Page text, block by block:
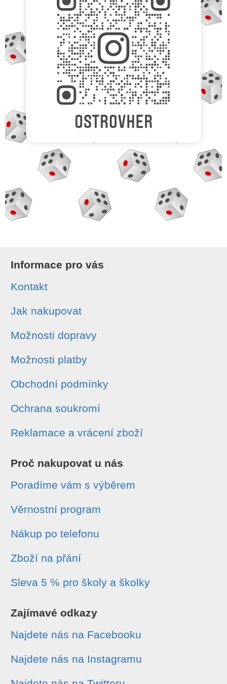
Informace pro vás
Kontakt
Jak nakupovat
Možnosti dopravy
Možnosti platby
Obchodní podmínky
Ochrana soukromí
Reklamace a vrácení zboží
Proč nakupovat u nás
Poradíme vám s výběrem
Věrnostní program
Nákup po telefonu
Zboží na přání
Sleva 5 % pro školy a školky
Zajímavé odkazy
Najdete nás na Facebooku
Najdete nás na Instagramu